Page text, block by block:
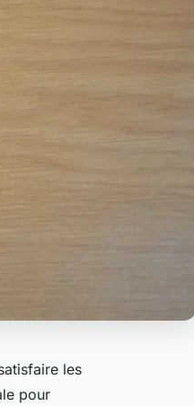
les
pour